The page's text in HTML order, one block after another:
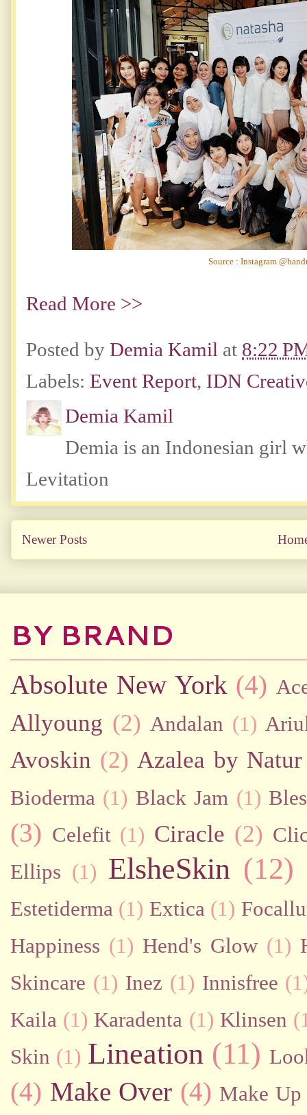
Source : Instagram
Read More >>
Posted by Demia Kamil at 8:22
Labels: Event Report, IDN
Demia Kamil
Demia is an Indonesian girl
Levitation
Newer Posts
BY BRAND
Absolute New York (4)
Allyoung (2) Andalan (1)
Avoskin (2) Azalea by Natur
Bioderma (1) Black Jam (1)
(3) Celefit (1) Ciracle (2)
Ellips (1) ElsheSkin (12)
Estetiderma (1) Extica (1)
Happiness (1) Hend's Glow (1)
Skincare (1) Inez (1) Innisfree
Kaila (1) Karadenta (1) Klinsen
Skin (1) Lineation (11)
(4) Make Over (4) Make